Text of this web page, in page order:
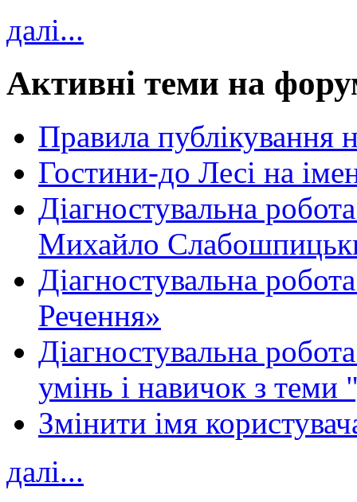
далі...
Активні теми на
Правила публікування
Гостини-до Лесі на
Діагностувальна
Михайло
Діагностувальна
Речення»
Діагностувальна
умінь і навичок з теми
Змінити імя
далі...